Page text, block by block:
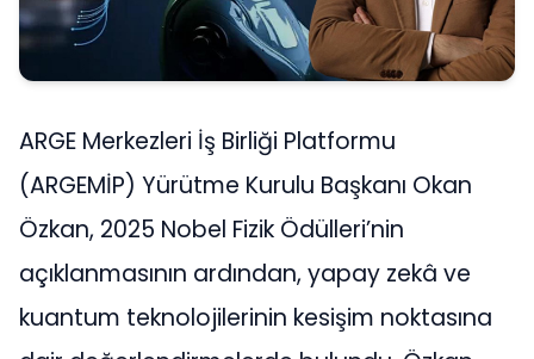
ARGE Merkezleri İş Birliği Platformu
(ARGEMİP) Yürütme Kurulu Başkanı Okan
Özkan, 2025 Nobel Fizik Ödülleri’nin
açıklanmasının ardından, yapay zekâ ve
kuantum teknolojilerinin kesişim noktasına